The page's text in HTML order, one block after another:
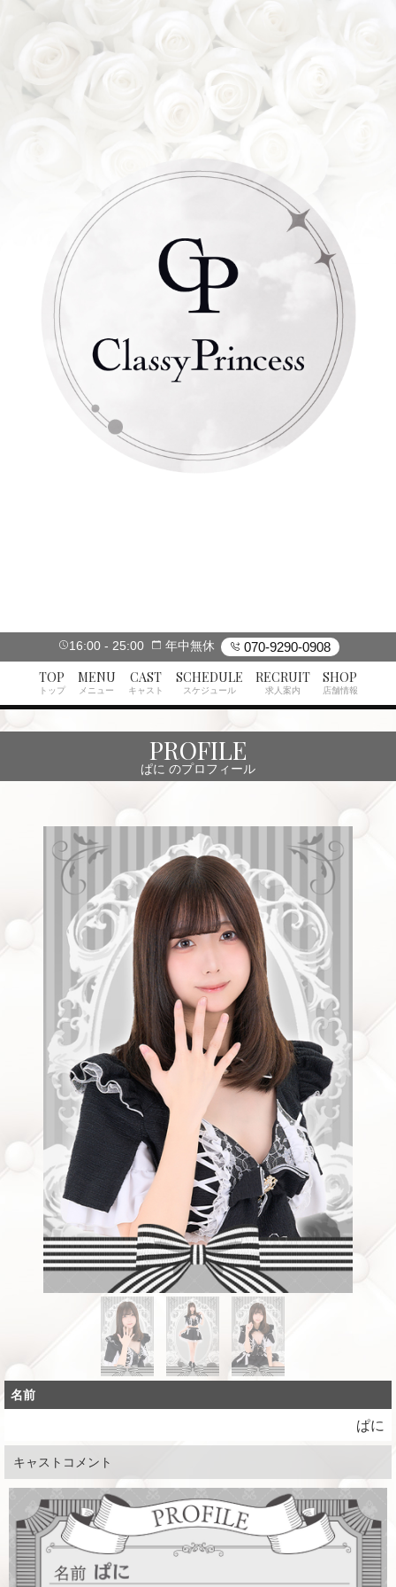
16:00 25:00 年中無休 070-9290-0908
TOP
トップ
MENU
メニュー
CAST
キャスト
SCHEDULE
スケジュール
RECRUIT
求人案内
SHOP
店舗情報
PROFILE
ぱに のプロフィール
名前
ぱに
キャストコメント